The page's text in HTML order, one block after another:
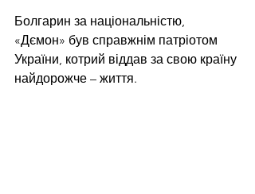
Болгарин за національністю,
«Дємон» був справжнім патріотом
України, котрий віддав за свою країну
найдорожче – життя.